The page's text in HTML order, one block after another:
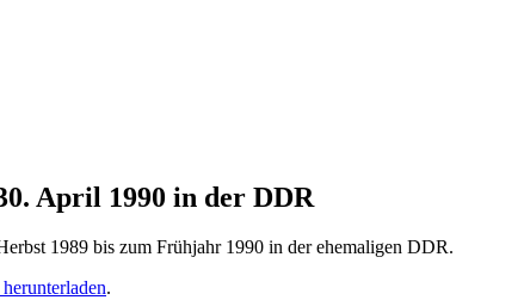
April 1990 in der DDR
1989 bis zum Frühjahr 1990 in der ehemaligen DDR.
.